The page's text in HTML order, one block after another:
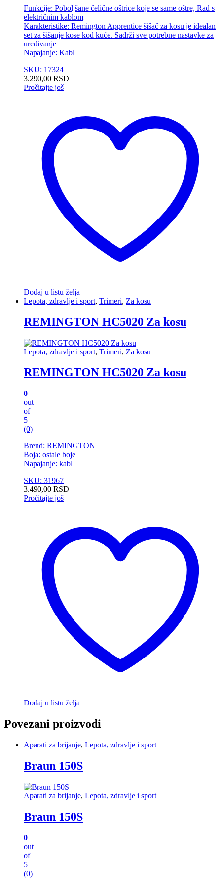
Funkcije: Poboljšane čelične oštrice koje se same oštre, Rad s
električnim kablom
Karakteristike: Remington Apprentice šišač za kosu je idealan
set za šišanje kose kod kuće. Sadrži sve potrebne nastavke za
uređivanje
Napajanje: Kabl
SKU: 17324
3.290,00 RSD
Pročitajte još
Dodaj u listu želja
Lepota, zdravlje i sport, Trimeri, Za kosu
REMINGTON HC5020 Za kosu
Lepota, zdravlje i sport, Trimeri, Za kosu
REMINGTON HC5020 Za kosu
0
out
of
5
(0)
Brend: REMINGTON
Boja: ostale boje
Napajanje: kabl
SKU: 31967
3.490,00 RSD
Pročitajte još
Dodaj u listu želja
Povezani proizvodi
Aparati za brijanje, Lepota, zdravlje i sport
Braun 150S
Aparati za brijanje, Lepota, zdravlje i sport
Braun 150S
0
out
of
5
(0)